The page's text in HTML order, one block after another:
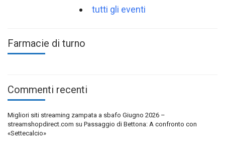
tutti gli eventi
Farmacie di turno
Commenti recenti
Migliori siti streaming zampata a sbafo Giugno 2026 –
streamshopdirect.com su Passaggio di Bettona: A confronto con
«Settecalcio»